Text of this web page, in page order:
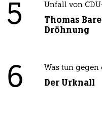
5 Unfall von
Thomas
Dröhnung
6 Was tun gegen
Der Urknall